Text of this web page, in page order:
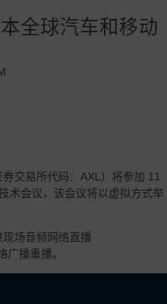
以全球盈利增长机会
的业务以适应当前市场需求方
动的卓越的利润率和强劲的
旨在加速增长并服务于多个地
全球汽车和移动
交易所代码：AXL）将参加 11
术会议，该会议将以虚拟方式举
现场音频网络直播
广播重播。